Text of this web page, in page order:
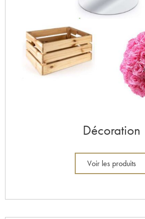
Décoration
Voir les produits